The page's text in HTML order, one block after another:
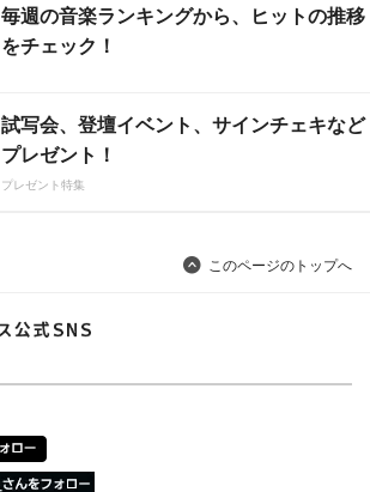
毎週の音楽ランキングから、ヒットの推移
をチェック！
試写会、登壇イベント、サインチェキなど
プレゼント！
プレゼント特集
このページのトップへ